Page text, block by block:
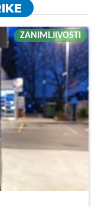
ZANIMLJIVOSTI